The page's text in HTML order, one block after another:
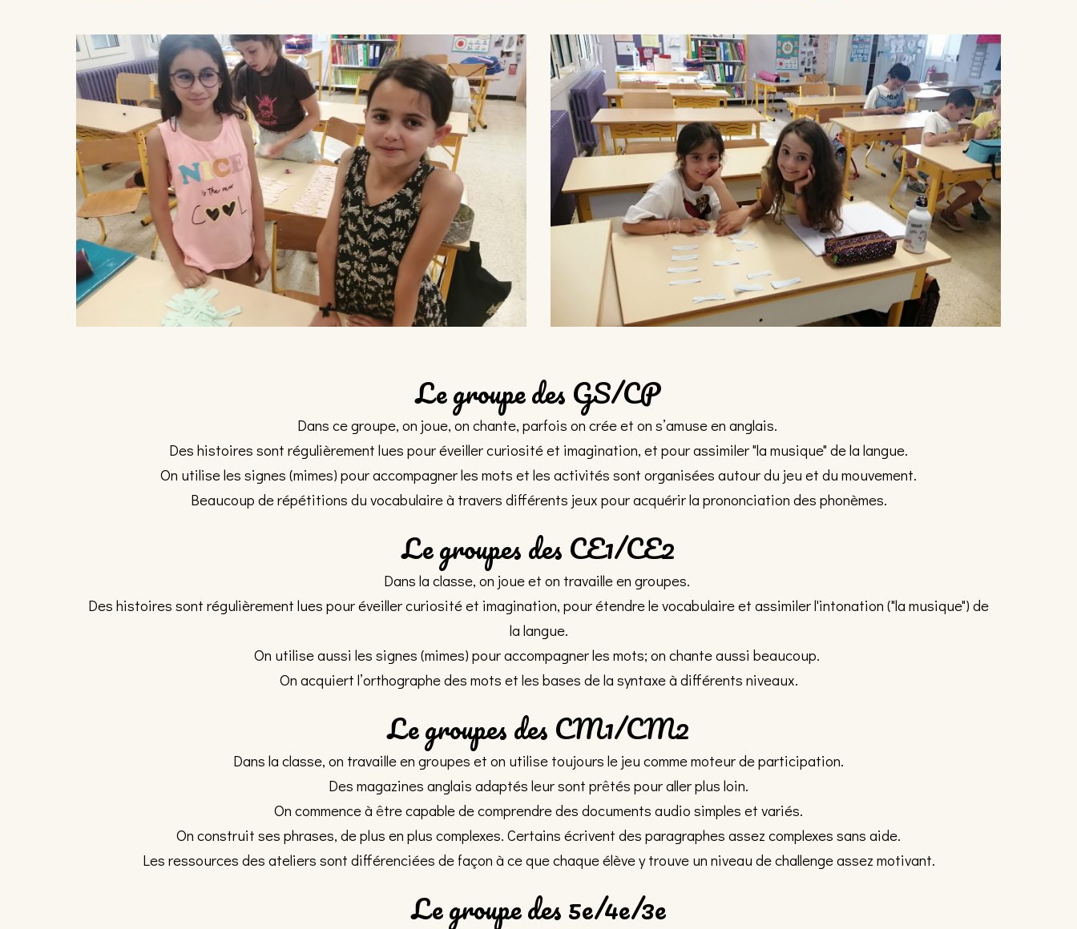
Le groupe des GS/CP
Dans ce groupe, on joue, on chante, parfois on crée et on s’amuse en anglais.
Des histoires sont régulièrement lues pour éveiller curiosité et imagination, et pour assimiler "la musique" de la langue.
On utilise les signes (mimes) pour accompagner les mots et les activités sont organisées autour du jeu et du mouvement.
Beaucoup de répétitions du vocabulaire à travers différents jeux pour acquérir la prononciation des phonèmes.
Le groupes des CE1/CE2
Dans la classe, on joue et on travaille en groupes.
Des histoires sont régulièrement lues pour éveiller curiosité et imagination, pour étendre le vocabulaire et assimiler l'intonation ("la musique") de
la langue.
On utilise aussi les signes (mimes) pour accompagner les mots; on chante aussi beaucoup.
On acquiert l’orthographe des mots et les bases de la syntaxe à différents niveaux.
Le groupes des CM1/CM2
Dans la classe, on travaille en groupes et on utilise toujours le jeu comme moteur de participation.
Des magazines anglais adaptés leur sont prêtés pour aller plus loin.
On commenceà être capable de comprendre des documents audio simples et variés.
On construit ses phrases, de plus en plus complexes. Certains écrivent des paragraphes assez complexes sans aide.
Les ressources des ateliers sont différenciées de façon à ce que chaque élève y trouve un niveau de challenge assez motivant.
Le groupe des 5e/4e/3e